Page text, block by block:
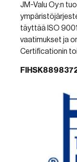
JM-Valu Oy:n
täyttää ISO
vaatimukset ja
Certificationin